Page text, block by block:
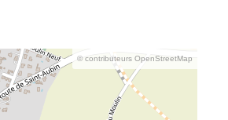
© contributeurs OpenStreetMap